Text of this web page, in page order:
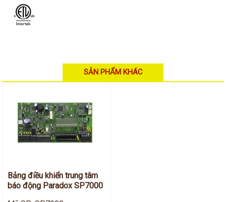
SẢN PHẨM KHÁC
Bảng điều khiển trung tâm
báo động Paradox SP7000